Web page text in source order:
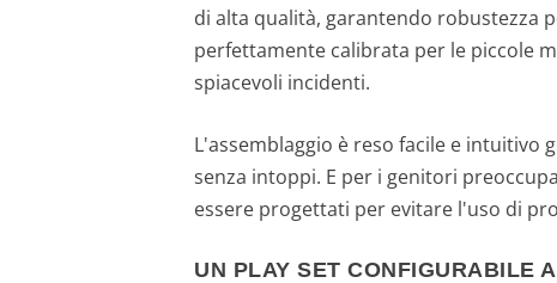
di alta qualità, garantendo robustezza
perfettamente calibrata per le piccole
spiacevoli incidenti.
L'assemblaggio è reso facile e
senza intoppi. E per i genitori
essere progettati per evitare l'uso di
UN PLAY SET CONFIGURABILE